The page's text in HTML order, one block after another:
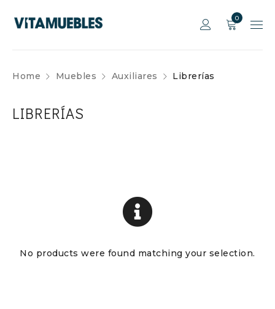
0
Home Muebles Auxiliares Librerías
LIBRERÍAS
No products were found matching your selection.